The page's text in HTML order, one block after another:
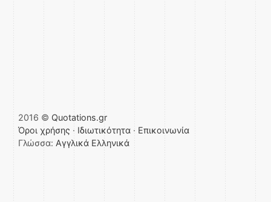
2016 © Quotations.gr
Όροι χρήσης · Ιδιωτικότητα · Επικοινωνία
Γλώσσα: Αγγλικά Ελληνικά